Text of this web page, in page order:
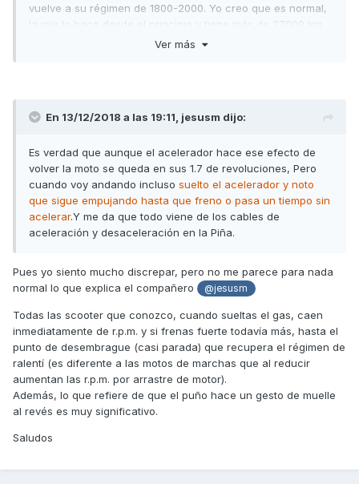
vuelve a su régimen de 1800-2000. Yo creo que es normal,
la mia lo hace desde el principio y tiene más de 27000 km.
Ver más
En 13/12/2018 a las 19:11, jesusm dijo:
Es verdad que aunque el acelerador hace ese efecto de
volver la moto se queda en sus 1.7 de revoluciones, Pero
cuando voy andando incluso suelto el acelerador y noto
que sigue empujando hasta que freno o pasa un tiempo sin
acelerar.Y me da que todo viene de los cables de
aceleración y desaceleración en la Piña.
Pues yo siento mucho discrepar, pero no me parece para nada
normal lo que explica el compañero
@jesusm
Todas las scooter que conozco, cuando sueltas el gas, caen
inmediatamente de r.p.m. y si frenas fuerte todavía más, hasta el
punto de desembrague (casi parada) que recupera el régimen de
ralentí (es diferente a las motos de marchas que al reducir
aumentan las r.p.m. por arrastre de motor).
Además, lo que refiere de que el puño hace un gesto de muelle
al revés es muy significativo.
Saludos